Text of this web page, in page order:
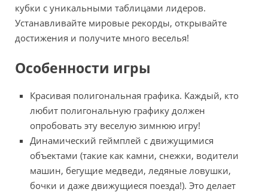
кубки с уникальными таблицами лидеров.
Устанавливайте мировые рекорды, открывайте
достижения и получите много веселья!
Особенности игры
Красивая полигональная графика. Каждый, кто
любит полигональную графику должен
опробовать эту веселую зимнюю игру!
Динамический геймплей с движущимися
объектами (такие как камни, снежки, водители
машин, бегущие медведи, ледяные ловушки,
бочки и даже движущиеся поезда!). Это делает